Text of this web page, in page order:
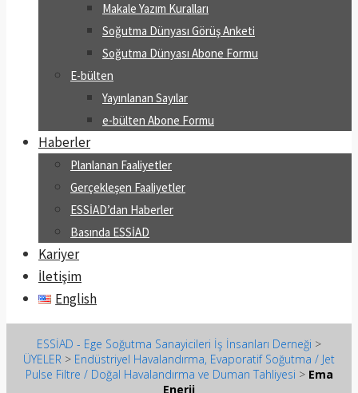
Makale Yazım Kuralları
Soğutma Dünyası Görüş Anketi
Soğutma Dünyası Abone Formu
E-bülten
Yayınlanan Sayılar
e-bülten Abone Formu
Haberler
Planlanan Faaliyetler
Gerçekleşen Faaliyetler
ESSİAD’dan Haberler
Basında ESSİAD
Kariyer
İletişim
English
ESSİAD - Ege Soğutma Sanayicileri İş İnsanları Derneği >
ÜYELER > Endüstriyel Havalandırma, Evaporatif Soğutma / Jet
Pulse Filtre / Doğal Havalandırma ve Duman Tahliyesi > Ema
Enerji